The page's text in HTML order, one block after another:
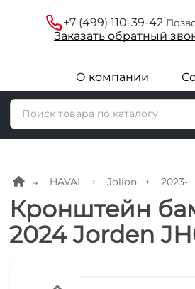
+7 (499) 110-39-42
Заказатьобратный
О компании
HAVAL Jolion 2023-
Кронштейн
2024 Jorden